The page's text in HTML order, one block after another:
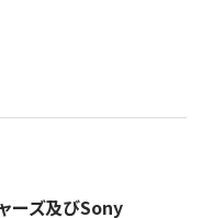
ーズ及びSony